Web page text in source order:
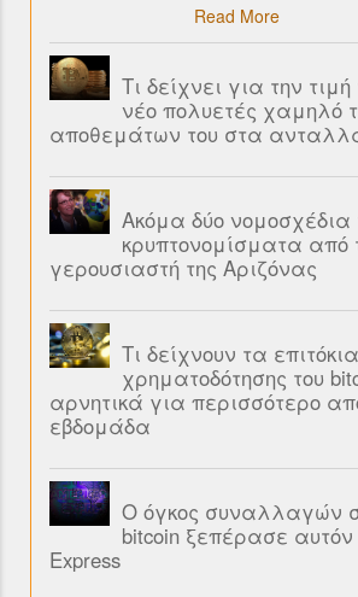
Read More
Τι δείχνει για την
νέο πολυετές χαμηλό
αποθεμάτων του στα
Ακόμα δύο νομοσχέδια
κρυπτονομίσματα από
γερουσιαστή της Αριζόνας
Τι δείχνουν τα επιτόκια
χρηματοδότησης του
αρνητικά για περισσότερο
εβδομάδα
Ο όγκος συναλλαγών
bitcoin ξεπέρασε αυτόν
Express